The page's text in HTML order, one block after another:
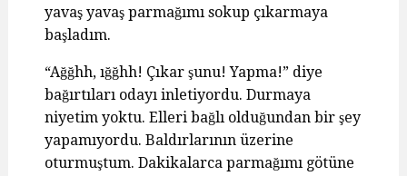
yavaş yavaş parmağımı sokup çıkarmaya
başladım.
“Ağğhh, ığğhh! Çıkar şunu! Yapma!” diye
bağırtıları odayı inletiyordu. Durmaya
niyetim yoktu. Elleri bağlı olduğundan bir şey
yapamıyordu. Baldırlarının üzerine
oturmuştum. Dakikalarca parmağımı götüne